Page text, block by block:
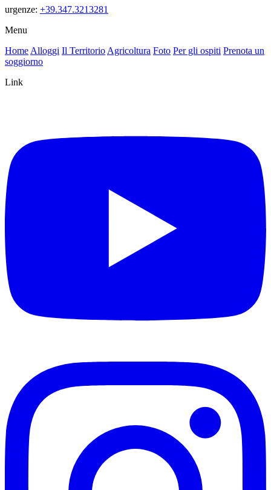
urgenze: +39.347.3213281
Menu
Home Alloggi Il Territorio Agricoltura Foto Per gli ospiti Prenota un
soggiorno
Link